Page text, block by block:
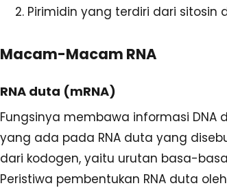
Pirimidin yang terdiri dari sitosin
Macam-Macam RNA
RNA duta (mRNA)
Fungsinya membawa informasi DNA
yang ada pada RNA duta yang
dari kodogen, yaitu urutan basa-
Peristiwa pembentukan RNA duta